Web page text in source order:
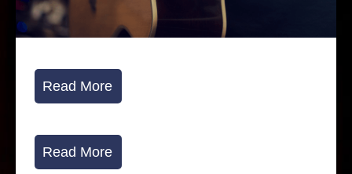
Read More
Read More